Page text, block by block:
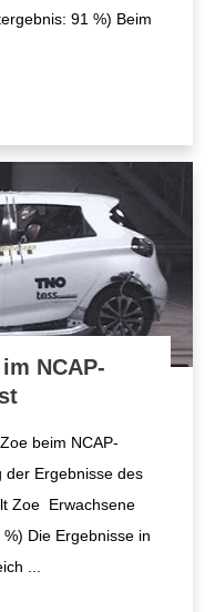
91 %) Beim
NCAP-
beim NCAP-
Ergebnisse des
Zoe Erwachsene
Die Ergebnisse in